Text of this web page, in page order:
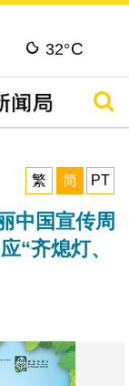
32°C
搜寻
繁
简 PT
中国宣传周
“齐熄灯、